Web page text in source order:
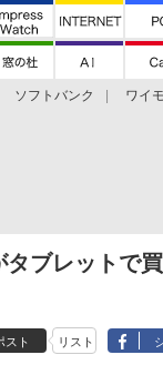
ソフトバンク ワイ
タブレットで
スト リスト